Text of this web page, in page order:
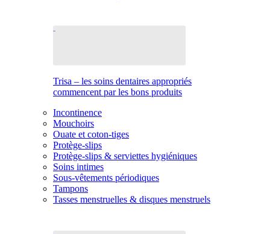
Trisa – les soins dentaires appropriés
commencent par les bons produits
Incontinence
Mouchoirs
Ouate et coton-tiges
Protège-slips
Protège-slips & serviettes hygiéniques
Soins intimes
Sous-vêtements périodiques
Tampons
Tasses menstruelles & disques menstruels